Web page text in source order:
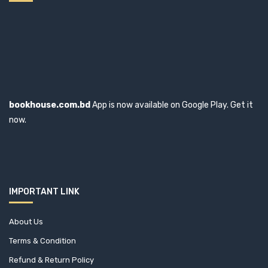
bookhouse.com.bd App is now available on Google Play. Get it
now.
IMPORTANT LINK
About Us
Terms & Condition
Refund & Return Policy